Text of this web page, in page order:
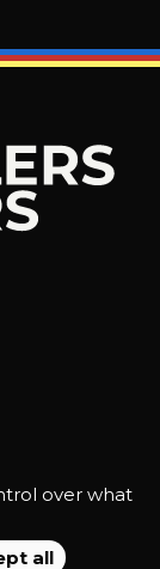
over what
all